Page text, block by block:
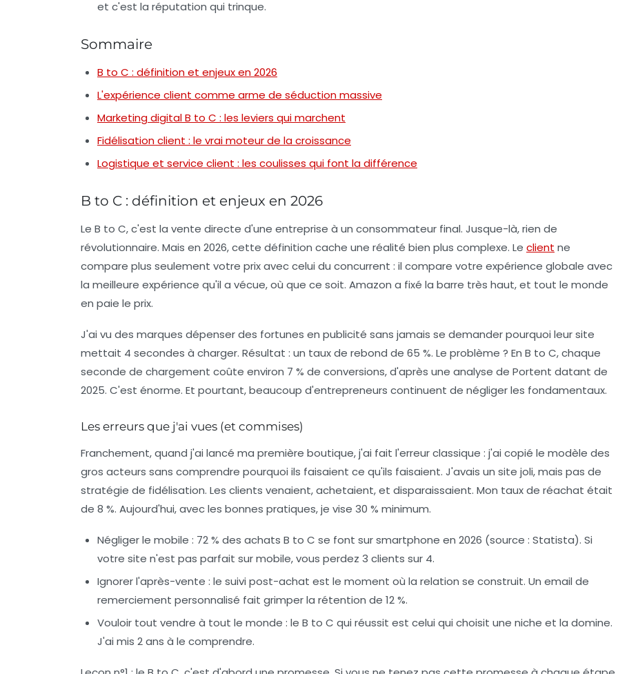
et c'est la réputation qui trinque.
Sommaire
B to C : définition et enjeux en 2026
L'expérience client comme arme de séduction massive
Marketing digital B to C : les leviers qui marchent
Fidélisation client : le vrai moteur de la croissance
Logistique et service client : les coulisses qui font la différence
B to C : définition et enjeux en 2026
Le B to C, c'est la vente directe d'une entreprise à un consommateur final. Jusque-là, rien de
révolutionnaire. Mais en 2026, cette définition cache une réalité bien plus complexe. Le client ne
compare plus seulement votre prix avec celui du concurrent : il compare votre expérience globale avec
la meilleure expérience qu'il a vécue, où que ce soit. Amazon a fixé la barre très haut, et tout le monde
en paie le prix.
J'ai vu des marques dépenser des fortunes en publicité sans jamais se demander pourquoi leur site
mettait 4 secondes à charger. Résultat : un taux de rebond de 65 %. Le problème ? En B to C, chaque
seconde de chargement coûte environ 7 % de conversions, d'après une analyse de Portent datant de
2025. C'est énorme. Et pourtant, beaucoup d'entrepreneurs continuent de négliger les fondamentaux.
Les erreurs que j'ai vues (et commises)
Franchement, quand j'ai lancé ma première boutique, j'ai fait l'erreur classique : j'ai copié le modèle des
gros acteurs sans comprendre pourquoi ils faisaient ce qu'ils faisaient. J'avais un site joli, mais pas de
stratégie de fidélisation. Les clients venaient, achetaient, et disparaissaient. Mon taux de réachat était
de 8 %. Aujourd'hui, avec les bonnes pratiques, je vise 30 % minimum.
Négliger le mobile : 72 % des achats B to C se font sur smartphone en 2026 (source : Statista). Si
votre site n'est pas parfait sur mobile, vous perdez 3 clients sur 4.
Ignorer l'après-vente : le suivi post-achat est le moment où la relation se construit. Un email de
remerciement personnalisé fait grimper la rétention de 12 %.
Vouloir tout vendre à tout le monde : le B to C qui réussit est celui qui choisit une niche et la domine.
J'ai mis 2 ans à le comprendre.